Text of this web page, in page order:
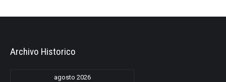
Archivo Historico
agosto 2026